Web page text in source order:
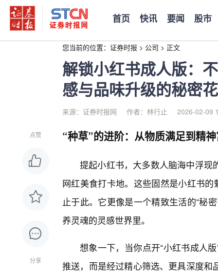
首页 快讯 要闻 股市
您当前的位置： 证券时报 > 公司 > 正文
解锁小红书成人版：
感与品味升级的秘密
来源：证券时报网 作者：林行止 2026-02-09
点赞
分享
“种草”的进阶：从物质满足到精
提起小红书，大多数人脑海中浮现
网红美食打卡地。这些固然是小红书
止于此。它更像是一个精致生活的“秘
养灵魂的灵感世界里。
想象一下，当你点开“小红书成人
推送，而是经过精心筛选、更具深度